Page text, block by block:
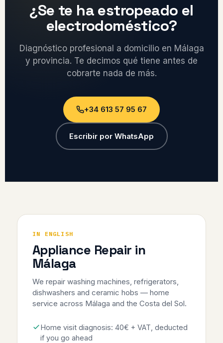
¿Se te ha estropeado el
electrodoméstico?
Diagnóstico profesional a domicilio en Málaga
y provincia. Te decimos qué tiene antes de
cobrarte nada de más.
+34 613 57 95 67
Escribir por WhatsApp
IN ENGLISH
Appliance Repair in
Málaga
We repair washing machines, refrigerators,
dishwashers and ceramic hobs — home
service across Málaga and the Costa del Sol.
Home visit diagnosis: 40€ + VAT, deducted
if you go ahead